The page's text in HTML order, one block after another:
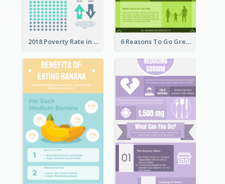
2018 Poverty Rate in the United States Infographic 6 Reasons To Go Green